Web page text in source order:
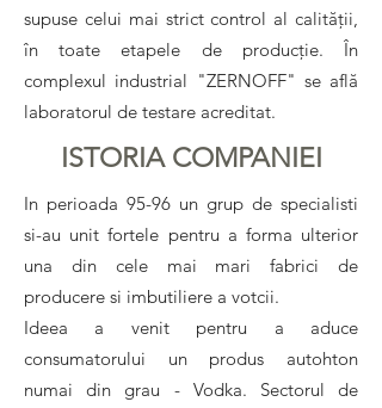
supuse celui mai strict control al calității,
în toate etapele de producție. În
complexul industrial "ZERNOFF" se află
laboratorul de testare acreditat.
ISTORIA COMPANIEI
In perioada 95-96 un grup de specialisti
si-au unit fortele pentru a forma ulterior
una din cele mai mari fabrici de
producere si imbutiliere a votcii.
Ideea a venit pentru a aduce
consumatorului un produs autohton
numai din grau - Vodka. Sectorul de